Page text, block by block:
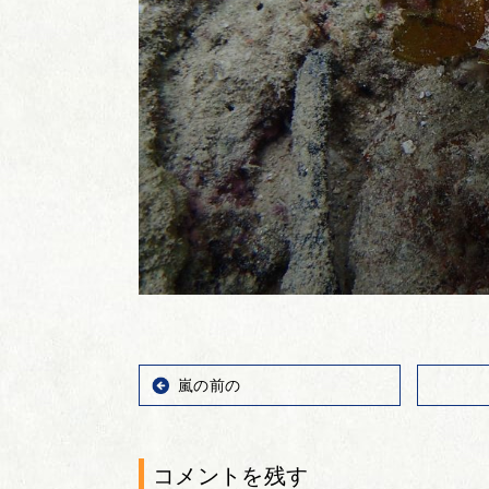
嵐の前の
コメントを残す